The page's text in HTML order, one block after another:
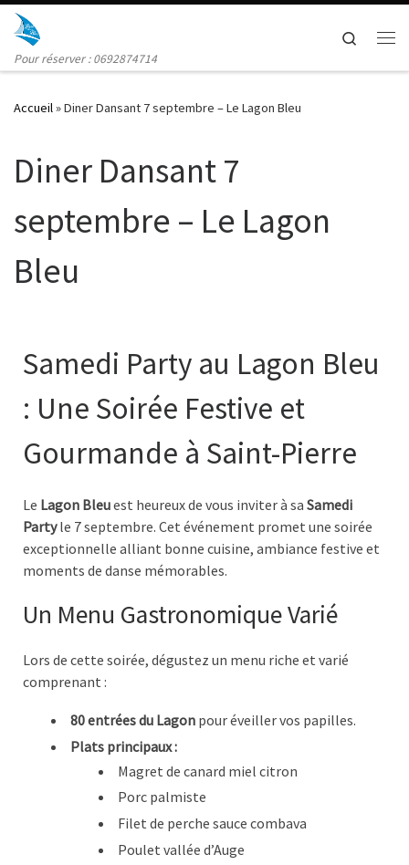
Skip to content
Pour réserver : 0692874714
Search
Accueil»Diner Dansant 7 septembre – Le Lagon Bleu
Diner Dansant 7
septembre – Le Lagon
Bleu
Samedi Party au Lagon Bleu
: Une Soirée Festive et
Gourmande à Saint-Pierre
Le Lagon Bleuest heureux de vous inviter à sa Samedi
Partyle 7 septembre. Cet événement promet une soirée
exceptionnelle alliant bonne cuisine, ambiance festive et
moments de danse mémorables.
Un Menu Gastronomique Varié
Lors de cette soirée, dégustez un menu riche et varié
comprenant :
80 entrées du Lagon pour éveiller vos papilles.
Plats principaux :
Magret de canard miel citron
Porc palmiste
Filet de perche sauce combava
Poulet vallée d’Auge